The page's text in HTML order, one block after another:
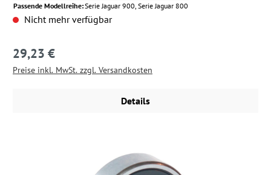
Passende Modellreihe:Serie Jaguar 900, Serie Jaguar 800
Nicht mehr verfügbar
Regulärer Preis:
29,23 €
Preise inkl. MwSt. zzgl. Versandkosten
Details